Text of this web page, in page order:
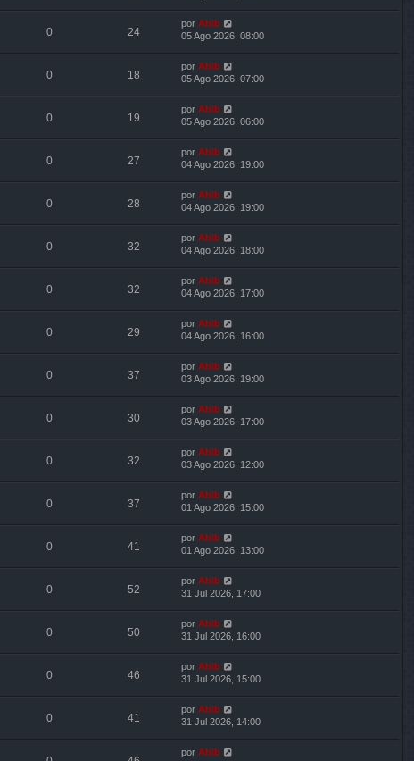
0 24
por Abib
05 Ago 2026, 08:00
0 18
por Abib
05 Ago 2026, 07:00
0 19
por Abib
05 Ago 2026, 06:00
0 27
por Abib
04 Ago 2026, 19:00
0 28
por Abib
04 Ago 2026, 19:00
0 32
por Abib
04 Ago 2026, 18:00
0 32
por Abib
04 Ago 2026, 17:00
0 29
por Abib
04 Ago 2026, 16:00
0 37
por Abib
03 Ago 2026, 19:00
0 30
por Abib
03 Ago 2026, 17:00
0 32
por Abib
03 Ago 2026, 12:00
0 37
por Abib
01 Ago 2026, 15:00
0 41
por Abib
01 Ago 2026, 13:00
0 52
por Abib
31 Jul 2026, 17:00
0 50
por Abib
31 Jul 2026, 16:00
0 46
por Abib
31 Jul 2026, 15:00
0 41
por Abib
31 Jul 2026, 14:00
por Abib